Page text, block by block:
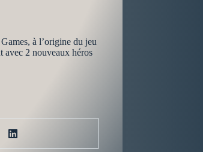
à l’origine du jeu
avec 2 nouveaux héros